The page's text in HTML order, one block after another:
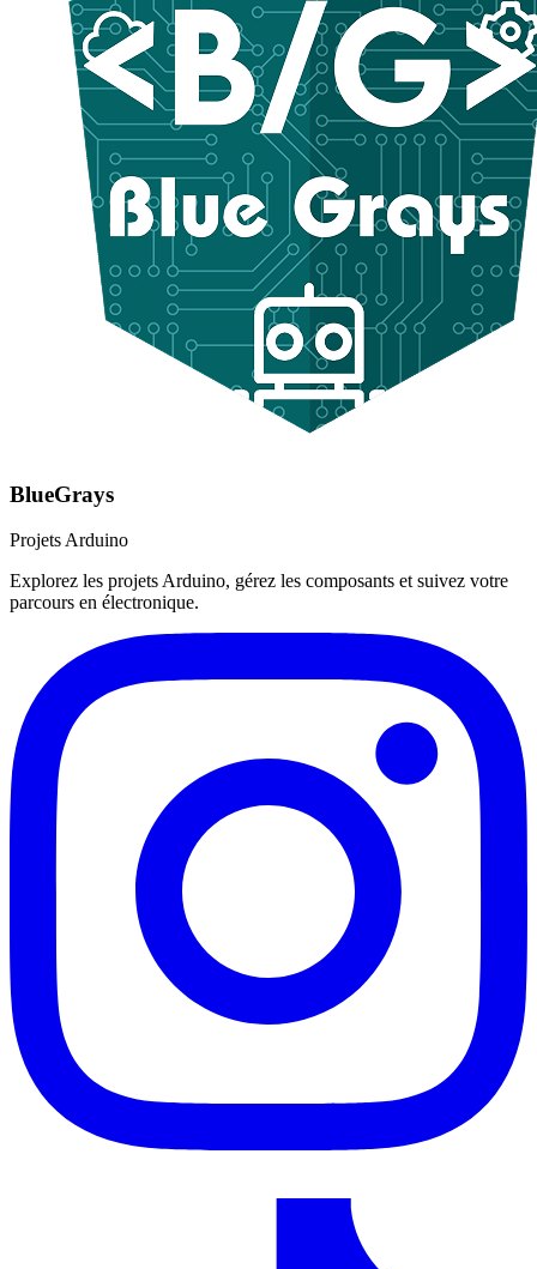
BlueGrays
Projets Arduino
Explorez les projets Arduino, gérez les composants et suivez votre
parcours en électronique.